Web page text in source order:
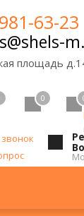
63-23
площадь
0